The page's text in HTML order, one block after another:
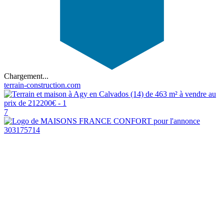
Chargement...
terrain-construction.com
7